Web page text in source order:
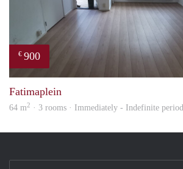
€ 900
Fatimaplein
64 m2 · 3 rooms · Immediately - Indefinite period